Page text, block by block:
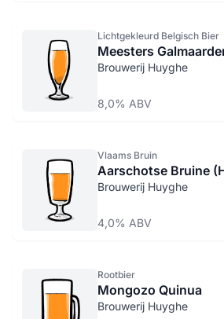
Lichtgekleurd Belgisch Bier
Meesters
Brouwerij Huyghe
8,0% ABV
Vlaams Bruin
Aarschotse Bruine
Brouwerij Huyghe
4,0% ABV
Rootbier
Mongozo Quinua
Brouwerij Huyghe